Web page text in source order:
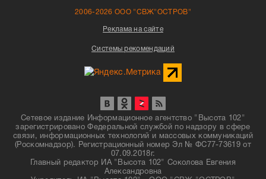
2006-2026 ООО "СВЖ"ОСТРОВ"
Реклама на сайте
Системы рекомендаций
Сетевое издание Информационное агентство "Высота 102"
зарегистрировано Федеральной службой по надзору в сфере
связи, информационных технологий и массовых коммуникаций
(Роскомнадзор). Регистрационный номер Эл № ФС77-73619 от
07.09.2018г.
Главный редактор ИА "Высота 102" Соколова Евгения
Александровна